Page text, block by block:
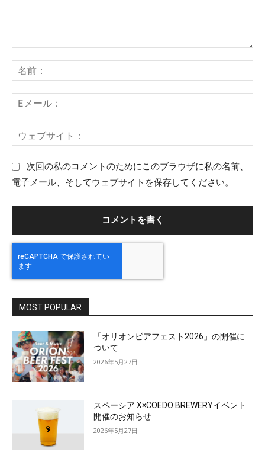
メ
ト
：
前
メ
ル
ェ
ト
次回の私のコメントのためにこのブラウザに私の名前、
電子メール、そしてウェブサイトを保存してください。
MOST POPULAR
「オリオンビアフェスト2026」の開催に
ついて
2026年5月27日
スペーシア X×COEDO BREWERYイベント
開催のお知らせ
2026年5月27日